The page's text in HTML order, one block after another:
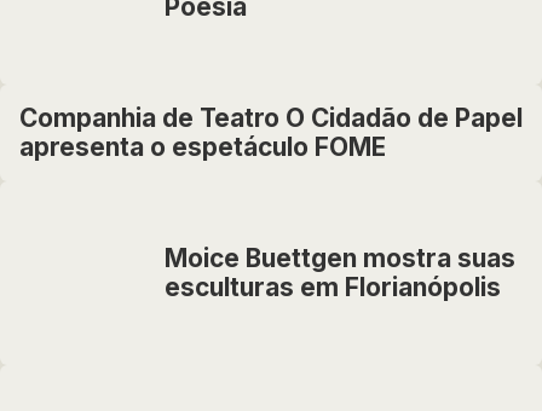
Poesia
Companhia de Teatro O Cidadão de Papel
apresenta o espetáculo FOME
Moice Buettgen mostra suas
esculturas em Florianópolis